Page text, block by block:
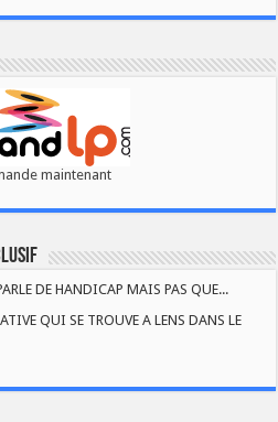
maintenant
DE HANDICAP MAIS PAS QUE...
QUI SE TROUVE A LENS DANS LE